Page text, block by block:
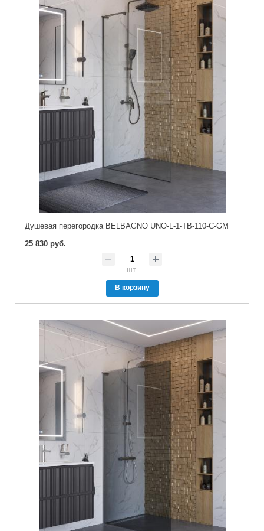
Душевая перегородка BELBAGNO UNO-L-1-TB-110-C-GM
25 830 руб.
шт.
В корзину